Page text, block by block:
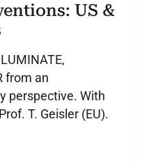
US &
from an
perspective. With
T. Geisler (EU).